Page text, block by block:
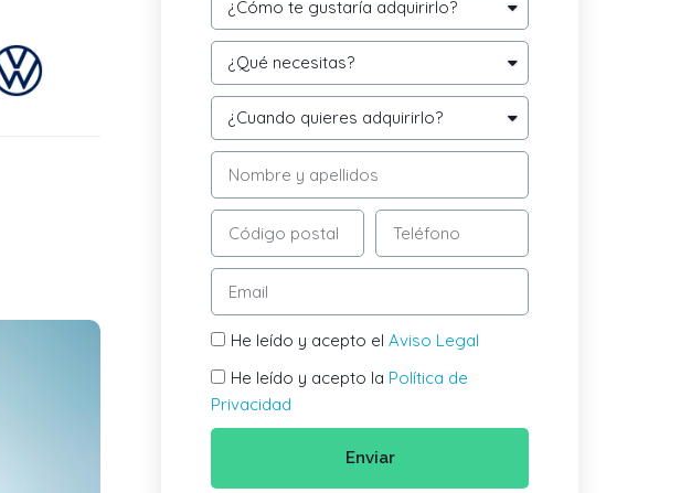
He leído y acepto elAviso Legal
He leído y acepto la Política de
Privacidad
Enviar